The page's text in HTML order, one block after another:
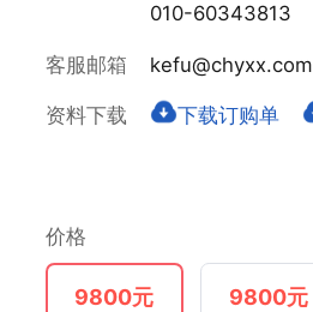
010-60343813
客服邮箱 kefu@chyxx.com
资料下载 下载订购单
价格
9800元 9800元